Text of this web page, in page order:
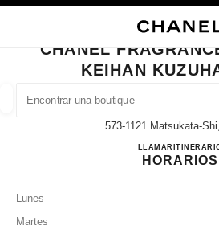
BUSCAR UNA
las sugerencias se muestran debajo de
0 Sugerencias disponibles
CERRAR TARJETA DE BOUTIQUE CHANEL
CHANEL
KEIHAN
15-1
573-1121 Matsukata-
LLAMAR072-857-5523
HORARIOS
Lunes
Martes